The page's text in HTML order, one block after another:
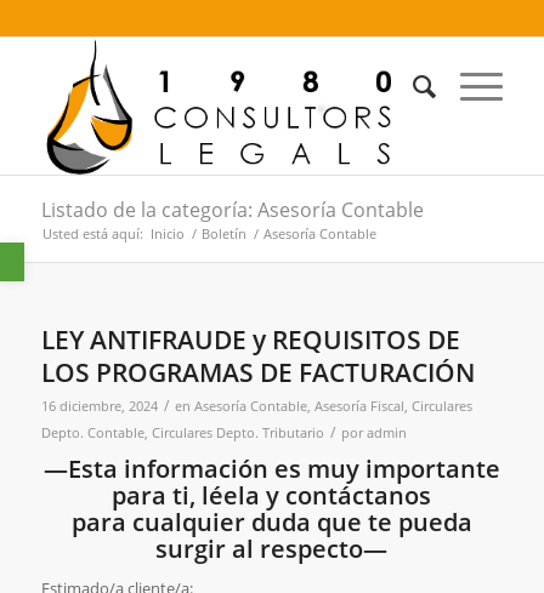
Abrir barra de herramientas
Listado de la categoría: Asesoría Contable
Usted está aquí: Inicio / Boletín / Asesoría Contable
LEY ANTIFRAUDE y REQUISITOS DE
LOS PROGRAMAS DE FACTURACIÓN
16 diciembre, 2024 / en Asesoría Contable, Asesoría Fiscal, Circulares
Depto. Contable, Circulares Depto. Tributario / poradmin
—Esta información es muy importante
para ti, léela y contáctanos
para cualquier duda que te pueda
surgir al respecto—
Estimado/a cliente/a: